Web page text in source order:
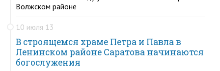
Волжском районе
10 июля 13
В строящемся храме Петра и Павла в
Ленинском районе Саратова начинаются
богослужения